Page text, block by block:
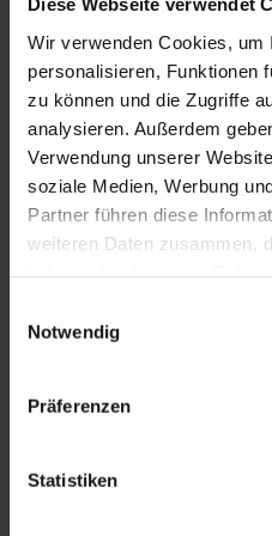
Wir verwenden Cookies, um
personalisieren, Funktionen
zu können und die Zugriffe
analysieren. Außerdem
Verwendung unserer
soziale Medien, Werbung
Partner führen diese
weiteren Daten zusammen,
Notwendig
Präferenzen
Statistiken
anders klingt als
Umgebung?
ja inspiriert es?
Absolut! Es klingt anders, weil
eine große Rolle spielen.
Beispiel mit einem
ein wahnsinnig berührendes
Musik begegnet. Man spaziert